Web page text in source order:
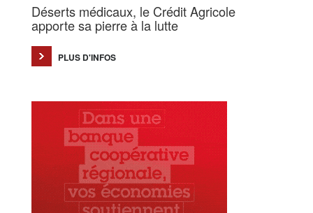
Déserts médicaux, le Crédit Agricole
apporte sa pierre à la lutte
PLUS D'INFOS